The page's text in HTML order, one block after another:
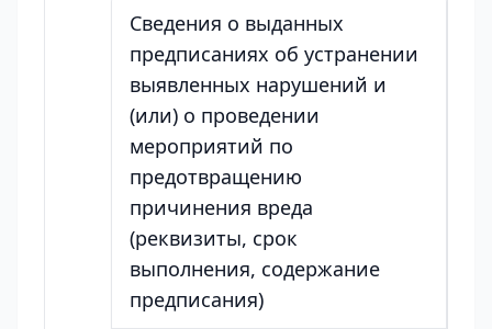
Сведения о выданных
предписаниях об устранении
выявленных нарушений и
(или) о проведении
мероприятий по
предотвращению
причинения вреда
(реквизиты, срок
выполнения, содержание
предписания)